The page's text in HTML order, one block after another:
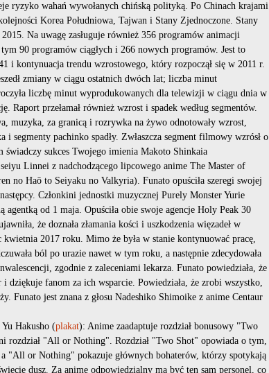
ryzyko wahań wywołanych chińską polityką. Po Chinach krajami
Korea Południowa, Tajwan i Stany Zjednoczone. Stany
Na uwagę zasługuje również 356 programów animacji
90 programów ciągłych i 266 nowych programów. Jest to
i kontynuacja trendu wzrostowego, który rozpoczął się w 2011 r.
zmiany w ciągu ostatnich dwóch lat; liczba minut
liczbę minut wyprodukowanych dla telewizji w ciągu dnia w
Raport przełamał również wzrost i spadek według segmentów.
muzyka, za granicą i rozrywka na żywo odnotowały wzrost,
segmenty pachinko spadły. Zwłaszcza segment filmowy wzrósł o
sukces Twojego imienia Makoto Shinkaia
Linnei z nadchodzącego lipcowego anime The Master of
no Haō to Seiyaku no Valkyria). Funato opuściła szeregi swojej
Członkini jednostki muzycznej Purely Monster Yurie
agentką od 1 maja. Opuściła obie swoje agencje Holy Peak 30
że doznała złamania kości i uszkodzenia więzadeł w
2017 roku. Mimo że była w stanie kontynuować pracę,
ból po urazie nawet w tym roku, a następnie zdecydowała
zgodnie z zaleceniami lekarza. Funato powiedziała, że
dziękuje fanom za ich wsparcie. Powiedziała, że zrobi wszystko,
Funato jest znana z głosu Nadeshiko Shimoike z anime Centaur
Yu Hakusho (plakat): Anime zaadaptuje rozdział bonusowy "Two
rozdział "All or Nothing". Rozdział "Two Shot" opowiada o tym,
"All or Nothing" pokazuje głównych bohaterów, którzy spotykają
dusz. Za anime odpowiedzialny ma być ten sam personel, co